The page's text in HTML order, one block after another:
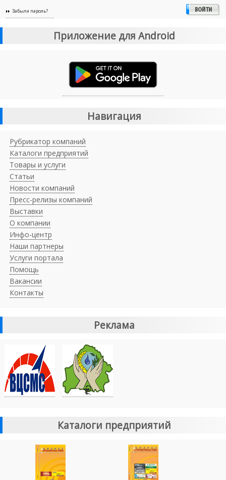
Забыли пароль?
Приложение для Android
Навигация
Рубрикатор компаний
Каталоги предприятий
Товары и услуги
Статьи
Новости компаний
Пресс-релизы компаний
Выставки
О компании
Инфо-центр
Наши партнеры
Услуги портала
Помощь
Вакансии
Контакты
Реклама
Каталоги предприятий